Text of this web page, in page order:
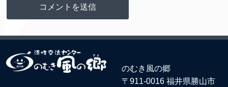
のむき風の郷
〒911-0016 福井県勝山市